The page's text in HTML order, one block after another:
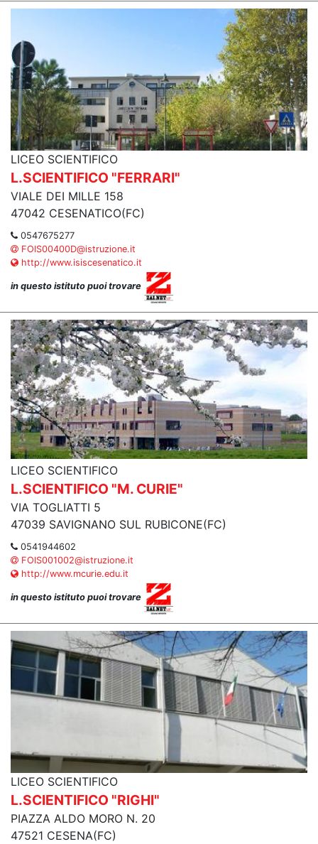
LICEO SCIENTIFICO
L.SCIENTIFICO "FERRARI"
VIALE DEI MILLE 158
47042 CESENATICO(FC)
0547675277
FOIS00400D@istruzione.it
http://www.isiscesenatico.it
in questo istituto puoi trovare
LICEO SCIENTIFICO
L.SCIENTIFICO "M. CURIE"
VIA TOGLIATTI 5
47039 SAVIGNANO SUL RUBICONE(FC)
0541944602
FOIS001002@istruzione.it
http://www.mcurie.edu.it
in questo istituto puoi trovare
LICEO SCIENTIFICO
L.SCIENTIFICO "RIGHI"
PIAZZA ALDO MORO N. 20
47521 CESENA(FC)